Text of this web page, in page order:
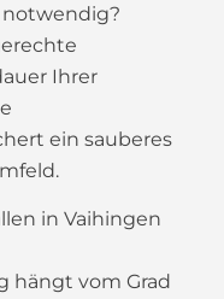
Ihrer
ein sauberes
in Vaihingen
hängt vom Grad